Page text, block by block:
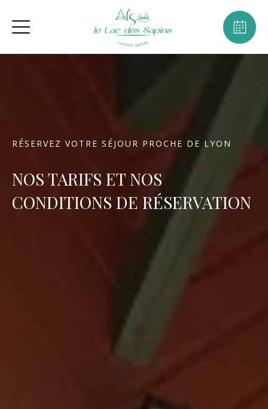
RÉSERVEZ VOTRE SÉJOUR PROCHE DE LYON
NOS TARIFS ET NOS
CONDITIONS DE RÉSERVATION